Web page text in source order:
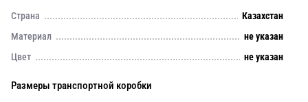
Страна
Казахстан
Материал
не указан
Цвет
не указан
Размеры транспортной коробки